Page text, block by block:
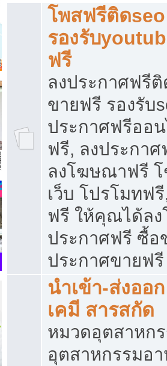
โพสฟรีติด
รองรับ
ฟรี
ลงประกาศฟรีติ
ขายฟรี รองรับ
ประกาศฟรีออ
ฟรี, ลงประกา
ลงโฆษณาฟรี
เว็บ โปรโมทฟ
ฟรี ให้คุณได้ล
ประกาศฟรี ซื้อ
ประกาศขายฟรี
นำเข้า-ส่งออ
เคมี สารสกัด
หมวดอุตสาหก
อุตสาหกรรมอา